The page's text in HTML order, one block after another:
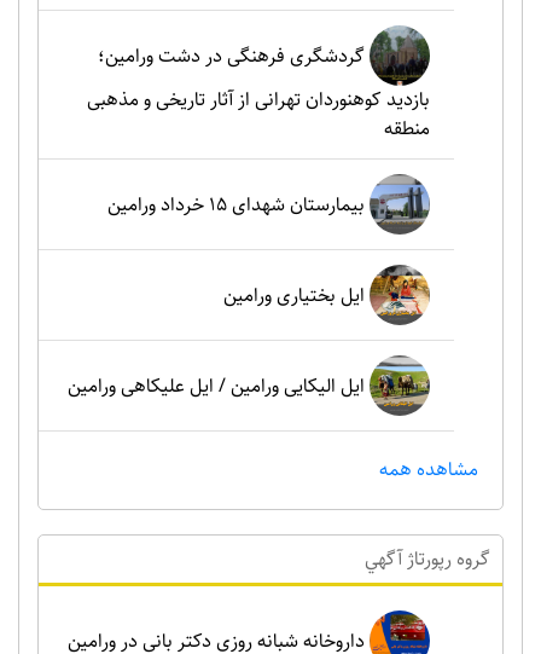
گردشگری فرهنگی در دشت ورامین؛
بازدید کوهنوردان تهرانی از آثار تاریخی و مذهبی
منطقه
بیمارستان شهدای 15 خرداد ورامین
ایل بختیاری ورامین
ایل الیکایی ورامین / ایل علیکاهی ورامین
مشاهده همه
گروه رپورتاژ آگهي
داروخانه شبانه روزی دکتر بانی در ورامین